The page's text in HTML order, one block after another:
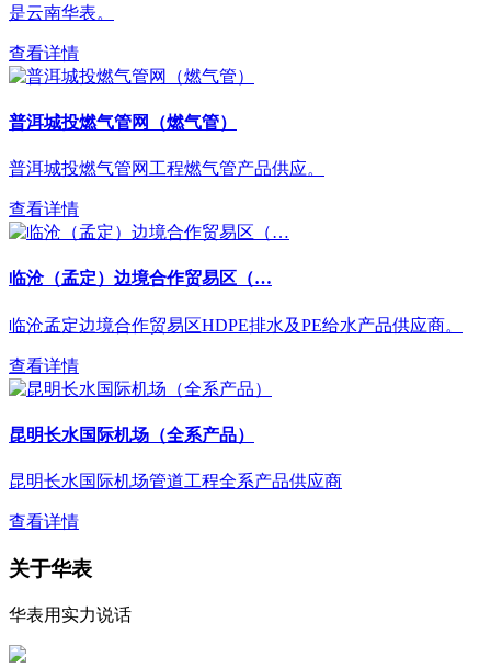
是云南华表。
查看详情
普洱城投燃气管网（燃气管）
普洱城投燃气管网工程燃气管产品供应。
查看详情
临沧（孟定）边境合作贸易区（…
临沧孟定边境合作贸易区HDPE排水及PE给水产品供应商。
查看详情
昆明长水国际机场（全系产品）
昆明长水国际机场管道工程全系产品供应商
查看详情
关于华表
华表用实力说话